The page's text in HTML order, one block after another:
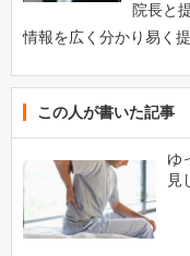
院長と
情報を広く分かり易く提
この人が書いた記事
ゆ
見